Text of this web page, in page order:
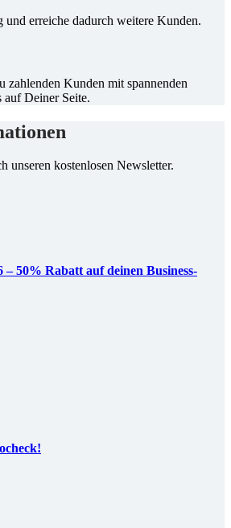
erreiche dadurch weitere Kunden.
zahlenden Kunden mit spannenden
auf Deiner Seite.
unseren kostenlosen Newsletter.
– 50% Rabatt auf deinen Business-